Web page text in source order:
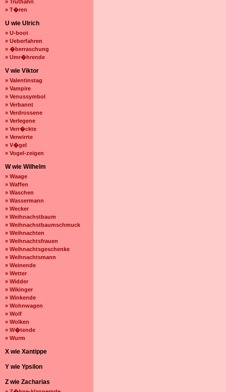
» Truthahn
» T�ren
U wie Ulrich
» U-boot
» Ueberfahren
» �berraschung
» Umr�hrende
V wie Viktor
» Valentinstag
» Vampire
» Venussymbol
» Verbannt
» Verdrossene
» Verlegene
» Verr�ckte
» Verwirrte
» V�gel
» Vogel-zeigen
W wie Wilhelm
» Waage
» Waffen
» Waschen
» Wassermann
» Wecker
» Weihnachstbaum
» Weihnachstbaumschmuck
» Weihnachten
» Weihnachtsfrauen
» Weihnachtsgeschenke
» Weihnachtsmann
» Weinende
» Wetter
» Widder
» Wikinger
» Winkende
» Wohnwagen
» Wolf
» Wolken
» W�tende
» Wurm
X wie Xantippe
Y wie Ypsilon
Z wie Zacharias